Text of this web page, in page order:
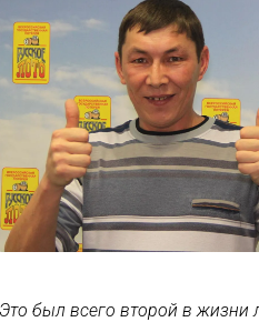
Это был всего второй в жизни